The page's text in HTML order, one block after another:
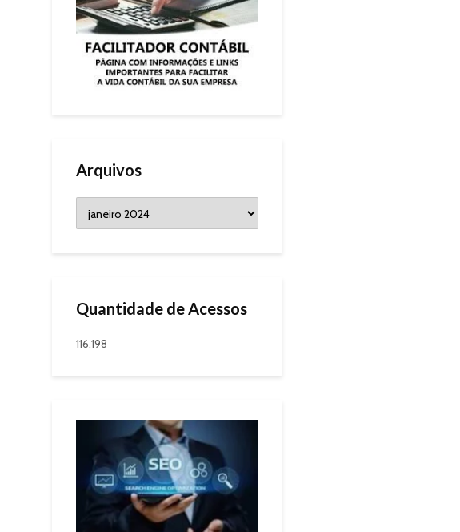
Arquivos
Quantidade de Acessos
116.198